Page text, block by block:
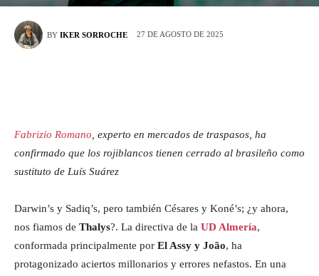
BY IKER SORROCHE 27 DE AGOSTO DE 2025
Fabrizio Romano , experto en mercados de traspasos, ha
confirmado que los rojiblancos tienen cerrado al brasileño como
sustituto de Luís Suárez
Darwin’s y Sadiq’s, pero también Césares y Koné’s; ¿y ahora,
nos fiamos de Thalys?. La directiva de la UD Almería,
conformada principalmente por El Assy y João, ha
protagonizado aciertos millonarios y errores nefastos. En una